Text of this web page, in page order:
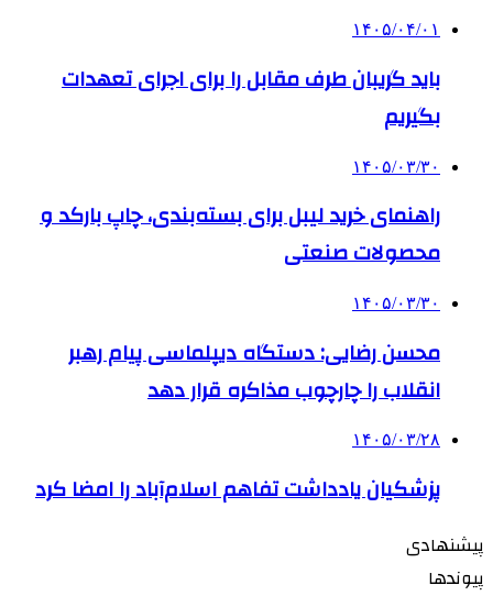
۱۴۰۵/۰۴/۰۱
باید گریبان طرف مقابل را برای اجرای تعهدات
بگیریم
۱۴۰۵/۰۳/۳۰
راهنمای خرید لیبل برای بسته‌بندی، چاپ بارکد و
محصولات صنعتی
۱۴۰۵/۰۳/۳۰
محسن رضایی: دستگاه دیپلماسی پیام رهبر
انقلاب را چارچوب مذاکره قرار دهد
۱۴۰۵/۰۳/۲۸
پزشکیان یادداشت تفاهم اسلام‌آباد را امضا کرد
پیشنهادی
پیوندها